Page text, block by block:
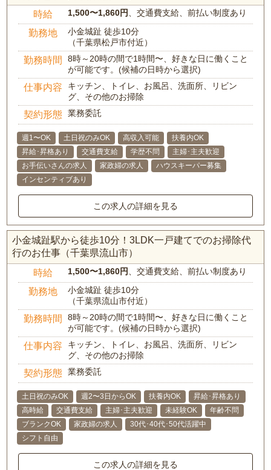
時給 1,500〜1,860円 、交通費支給、前払い制度あり
勤務地
小金城趾 徒歩10分
（千葉県松戸市付近）
勤務時間
8時～20時の間で1時間〜、好きな日に働くこと
が可能です。(候補の日時から選択)
仕事内容
キッチン、トイレ、お風呂、洗面所、リビン
グ、その他のお掃除
契約形態 業務委託
週1〜OK 土日祝のみOK 高収入可能
扶養内OK
昇給･昇格あり
交通費支給 学歴不問
主婦･主夫歓迎
お手伝いさんの求人
家政婦の求人
ハウスキーパー募集
インセンティブあり
この求人の詳細を見る
小金城趾駅から徒歩10分！3LDK一戸建てでのお掃除代
行のお仕事（千葉県流山市）
時給 1,500〜1,860円 、交通費支給、前払い制度あり
勤務地
小金城趾 徒歩10分
（千葉県流山市付近）
勤務時間
8時～20時の間で1時間〜、好きな日に働くこと
が可能です。(候補の日時から選択)
仕事内容
キッチン、トイレ、お風呂、洗面所、リビン
グ、その他のお掃除
契約形態 業務委託
土日祝のみOK 週2〜3日からOK 扶養内OK
昇給･昇格あり
高時給
交通費支給 主婦･主夫歓迎 未経験OK
年齢不問
ブランクOK
家政婦の求人
30代･40代･50代活躍中
シフト自由
この求人の詳細を見る